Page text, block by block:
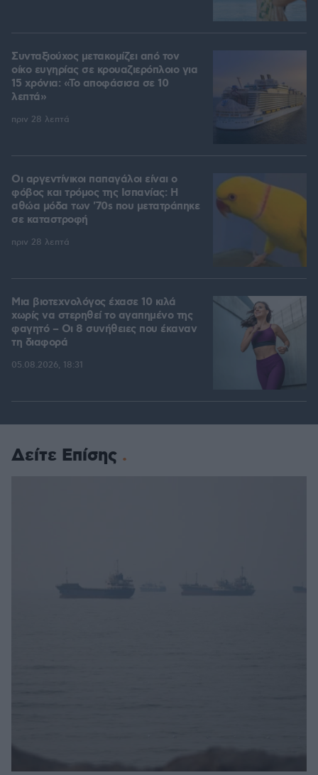
Συνταξιούχος μετακομίζει από τον
οίκο ευγηρίας σε κρουαζιερόπλοιο για
15 χρόνια: «Το αποφάσισα σε 10
λεπτά»
πριν 28 λεπτά
Οι αργεντίνικοι παπαγάλοι είναι ο
φόβος και τρόμος της Ισπανίας: Η
αθώα μόδα των '70s που μετατράπηκε
σε καταστροφή
πριν 28 λεπτά
Μια βιοτεχνολόγος έχασε 10 κιλά
χωρίς να στερηθεί το αγαπημένο της
φαγητό – Οι 8 συνήθειες που έκαναν
τη διαφορά
05.08.2026, 18:31
Δείτε Επίσης